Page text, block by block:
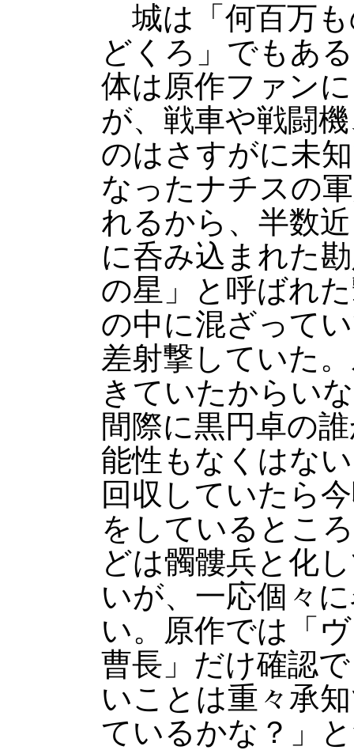
城は「何百万
どくろ」でもあ
体は原作ファン
が、戦車や戦闘
のはさすがに未
なったナチスの
れるから、半数
に呑み込まれた
の星」と呼ばれ
の中に混ざって
差射撃していた
きていたからい
間際に黒円卓の
能性もなくはな
回収していたら
をしているとこ
どは髑髏兵と化
いが、一応個々
い。原作では「
曹長」だけ確認
いことは重々承
ているかな？」